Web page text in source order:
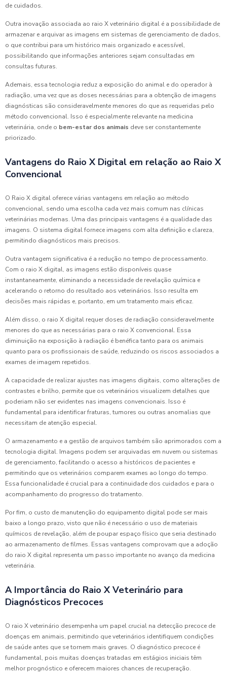
de cuidados.
Outra inovação associada ao raio X veterinário digital é a possibilidade de
armazenar e arquivar as imagens em sistemas de gerenciamento de dados,
o que contribui para um histórico mais organizado e acessível,
possibilitando que informações anteriores sejam consultadas em
consultas futuras.
Ademais, essa tecnologia reduz a exposição do animal e do operador à
radiação, uma vez que as doses necessárias para a obtenção de imagens
diagnósticas são consideravelmente menores do que as requeridas pelo
método convencional. Isso é especialmente relevante na medicina
veterinária, onde o bem-estar dos animais deve ser constantemente
priorizado.
Vantagens do Raio X Digital em relação ao Raio X
Convencional
O Raio X digital oferece várias vantagens em relação ao método
convencional, sendo uma escolha cada vez mais comum nas clínicas
veterinárias modernas. Uma das principais vantagens é a qualidade das
imagens. O sistema digital fornece imagens com alta definição e clareza,
permitindo diagnósticos mais precisos.
Outra vantagem significativa é a redução no tempo de processamento.
Com o raio X digital, as imagens estão disponíveis quase
instantaneamente, eliminando a necessidade de revelação química e
acelerando o retorno do resultado aos veterinários. Isso resulta em
decisões mais rápidas e, portanto, em um tratamento mais eficaz.
Além disso, o raio X digital requer doses de radiação consideravelmente
menores do que as necessárias para o raio X convencional. Essa
diminuição na exposição à radiação é benéfica tanto para os animais
quanto para os profissionais de saúde, reduzindo os riscos associados a
exames de imagem repetidos.
A capacidade de realizar ajustes nas imagens digitais, como alterações de
contrastes e brilho, permite que os veterinários visualizem detalhes que
poderiam não ser evidentes nas imagens convencionais. Isso é
fundamental para identificar fraturas, tumores ou outras anomalias que
necessitam de atenção especial.
O armazenamento e a gestão de arquivos também são aprimorados com a
tecnologia digital. Imagens podem ser arquivadas em nuvem ou sistemas
de gerenciamento, facilitando o acesso a históricos de pacientes e
permitindo que os veterinários comparem exames ao longo do tempo.
Essa funcionalidade é crucial para a continuidade dos cuidados e para o
acompanhamento do progresso do tratamento.
Por fim, o custo de manutenção do equipamento digital pode ser mais
baixo a longo prazo, visto que não é necessário o uso de materiais
químicos de revelação, além de poupar espaço físico que seria destinado
ao armazenamento de filmes. Essas vantagens comprovam que a adoção
do raio X digital representa um passo importante no avanço da medicina
veterinária.
A Importância do Raio X Veterinário para
Diagnósticos Precoces
O raio X veterinário desempenha um papel crucial na detecção precoce de
doenças em animais, permitindo que veterinários identifiquem condições
de saúde antes que se tornem mais graves. O diagnóstico precoce é
fundamental, pois muitas doenças tratadas em estágios iniciais têm
melhor prognóstico e oferecem maiores chances de recuperação.